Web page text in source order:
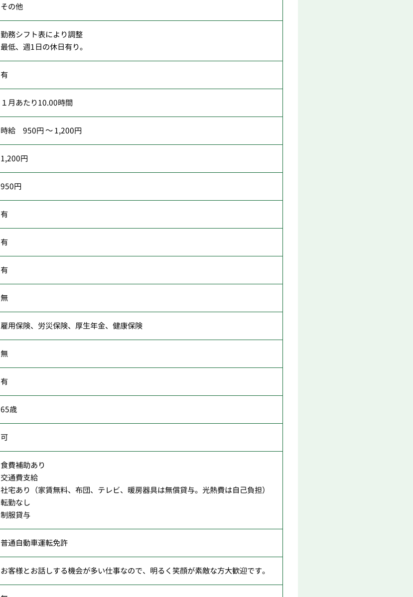
その他
勤務シフト表により調整
最低、週1日の休日有り。
有
１月あたり10.00時間
時給 950円 ～ 1,200円
1,200円
950円
有
有
有
無
雇用保険、労災保険、厚生年金、健康保険
無
有
65歳
可
食費補助あり
交通費支給
社宅あり（家賃無料、布団、テレビ、暖房器具は無償貸与。光熱費は自己負担）
転勤なし
制服貸与
普通自動車運転免許
お客様とお話しする機会が多い仕事なので、明るく笑顔が素敵な方大歓迎です。